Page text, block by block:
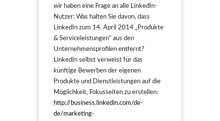
wir haben eine Frage an alle LinkedIn-
Nutzer: Was halten Sie davon, dass
LinkedIn zum 14. April 2014 „Produkte
& Serviceleistungen“ aus den
Unternehmensprofilen entfernt?
LinkedIn selbst verweist für das
künftige Bewerben der eigenen
Produkte und Dienstleistungen auf die
Möglichkeit, Fokusseiten zu erstellen:
http://business.linkedin.com/de-
de/marketing-